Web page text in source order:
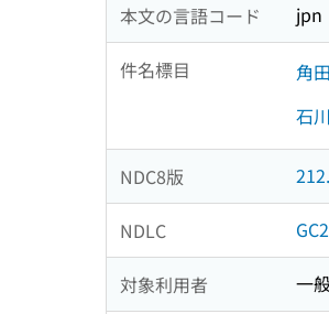
本文の言語コード jpn
件名標目 角
石
NDC8版
NDLC
対象利用者 一